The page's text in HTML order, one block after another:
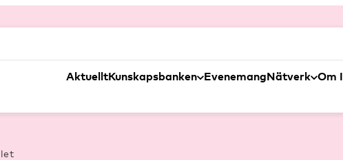
AktuelltKunskapsbanken EvenemangNätverk Om